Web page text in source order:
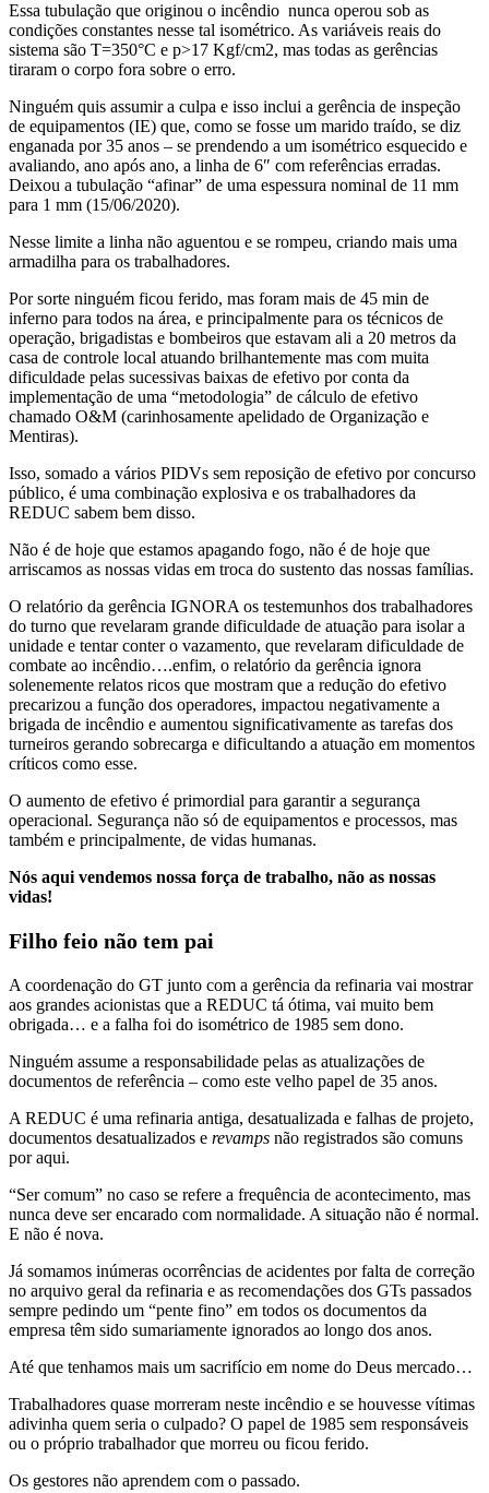
Essa tubulação que originou o incêndio nunca operou sob as
condições constantes nesse tal isométrico. As variáveis reais do
sistema são T=350°C e p>17 Kgf/cm2, mas todas as gerências
tiraram o corpo fora sobre o erro.
Ninguém quis assumir a culpa e isso inclui a gerência de inspeção
de equipamentos (IE) que, como se fosse um marido traído, se diz
enganada por 35 anos – se prendendo a um isométrico esquecido e
avaliando, ano após ano, a linha de 6″ com referências erradas.
Deixou a tubulação “afinar” de uma espessura nominal de 11 mm
para 1 mm (15/06/2020).
Nesse limite a linha não aguentou e se rompeu, criando mais uma
armadilha para os trabalhadores.
Por sorte ninguém ficou ferido, mas foram mais de 45 min de
inferno para todos na área, e principalmente para os técnicos de
operação, brigadistas e bombeiros que estavam ali a 20 metros da
casa de controle local atuando brilhantemente mas com muita
dificuldade pelas sucessivas baixas de efetivo por conta da
implementação de uma “metodologia” de cálculo de efetivo
chamado O&M (carinhosamente apelidado de Organização e
Mentiras).
Isso, somado a vários PIDVs sem reposição de efetivo por concurso
público, é uma combinação explosiva e os trabalhadores da
REDUC sabem bem disso.
Não é de hoje que estamos apagando fogo, não é de hoje que
arriscamos as nossas vidas em troca do sustento das nossas famílias.
O relatório da gerência IGNORA os testemunhos dos trabalhadores
do turno que revelaram grande dificuldade de atuação para isolar a
unidade e tentar conter o vazamento, que revelaram dificuldade de
combate ao incêndio….enfim, o relatório da gerência ignora
solenemente relatos ricos que mostram que a redução do efetivo
precarizou a função dos operadores, impactou negativamente a
brigada de incêndio e aumentou significativamente as tarefas dos
turneiros gerando sobrecarga e dificultando a atuação em momentos
críticos como esse.
O aumento de efetivo é primordial para garantir a segurança
operacional. Segurança não só de equipamentos e processos, mas
também e principalmente, de vidas humanas.
Nós aqui vendemos nossa força de trabalho, não as nossas
vidas!
Filho feio não tem pai
A coordenação do GT junto com a gerência da refinaria vai mostrar
aos grandes acionistas que a REDUC tá ótima, vai muito bem
obrigada… e a falha foi do isométrico de 1985 sem dono.
Ninguém assume a responsabilidade pelas as atualizações de
documentos de referência – como este velho papel de 35 anos.
A REDUC é uma refinaria antiga, desatualizada e falhas de projeto,
documentos desatualizados e revamps não registrados são comuns
por aqui.
“Ser comum” no caso se refere a frequência de acontecimento, mas
nunca deve ser encarado com normalidade. A situação não é normal.
E não é nova.
Já somamos inúmeras ocorrências de acidentes por falta de correção
no arquivo geral da refinaria e as recomendações dos GTs passados
sempre pedindo um “pente fino” em todos os documentos da
empresa têm sido sumariamente ignorados ao longo dos anos.
Até que tenhamos mais um sacrifício em nome do Deus mercado…
Trabalhadores quase morreram neste incêndio e se houvesse vítimas
adivinha quem seria o culpado? O papel de 1985 sem responsáveis
ou o próprio trabalhador que morreu ou ficou ferido.
Os gestores não aprendem com o passado.